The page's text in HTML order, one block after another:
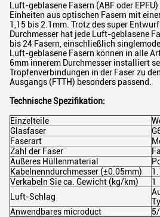
Luft-geblasene Fasern (ABF oder
Einheiten aus optischen Fasern mit
1,15 bis 2.1mm. Trotz des super
Durchmesser hat jede Luft-geblasene
bis 24 Fasern, einschließlich
Luft-geblasene Fasern können in alle
6mm innerem Durchmesser installiert
Tropfenverbindungen in der Faser zu
Ausgangs (FTTH) besonders passend.
Technische Spezifikation:
Einzelteile
Glasfaser
Faserart
Zahl der Faser
Äußeres Hüllenmaterial
Kabelnenndurchmesser (±0.05mm)
Verkabeln Sie ca. Gewicht (kg/km)
1
Luft-Schlag
Anwendbares microduct